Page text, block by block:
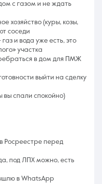
с газом и не ждать
хозяйство (куры, козы,
соседи
и вода уже есть, это
участка
в дом для ПМЖ
выйти на сделку
спали спокойно)
Росреестре перед
под ЛПХ можно, есть
в WhatsApp